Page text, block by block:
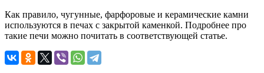
Как правило, чугунные, фарфоровые и керамические камни
используются в печах с закрытой каменкой. Подробнее про
такие печи можно почитать в соответствующей статье.